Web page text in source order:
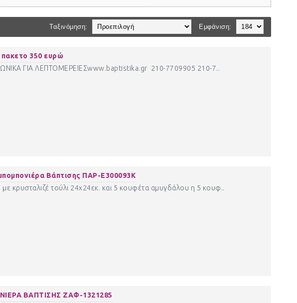
Εμφάνιση:
Ταξινόμηση:
350 ευρώ
ΓΙΑ ΛΕΠΤΟΜΕΡΕΙΕΣwww.baptistika.gr 210-7709905 210-7..
Βάπτισης ΠΑΡ-Ε300093Κ
με κρυσταλιζέ τούλι 24χ24εκ. και 5 κουφέτα αμυγδάλου η 5 κουφ..
ΒΑΠΤΙΣΗΣ ΖΑΦ-1321285